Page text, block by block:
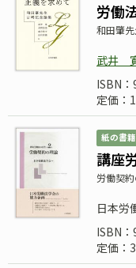
労働
和田肇
武井
ISBN
定価：
紙の書籍
講座
労働契
日本労
ISBN
定価：